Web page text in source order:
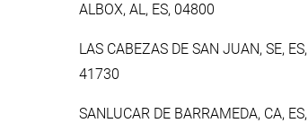
ALBOX, AL, ES, 04800
LAS CABEZAS DE SAN JUAN, SE, ES,
41730
SANLUCAR DE BARRAMEDA, CA, ES,